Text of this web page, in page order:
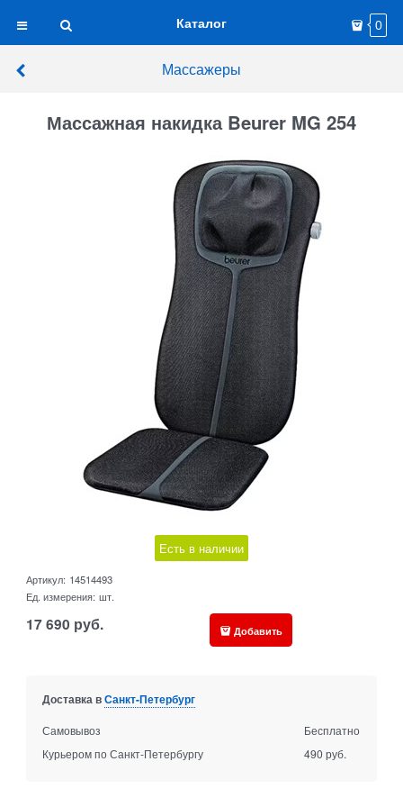
Каталог 0
Массажеры
Массажная накидка Beurer MG 254
Есть в наличии
Артикул: 14514493
Ед. измерения: шт.
17 690 руб. Добавить
Доставка вСанкт-Петербург
Самовывоз
Бесплатно
Курьером по Санкт-Петербургу
490 руб.